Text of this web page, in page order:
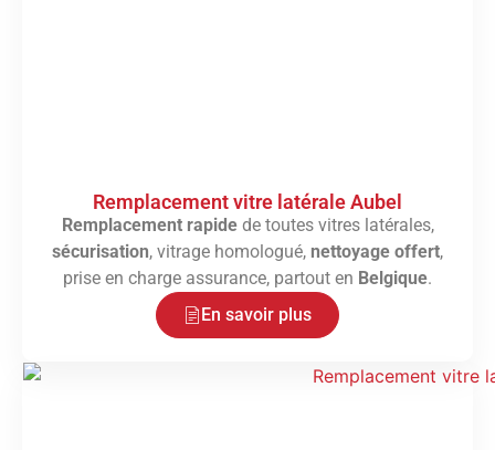
Remplacement vitre latérale Aubel
Remplacement rapidede toutes vitres latérales,
sécurisation, vitrage homologué, nettoyage offert,
prise en charge assurance, partout en Belgique.
En savoir plus